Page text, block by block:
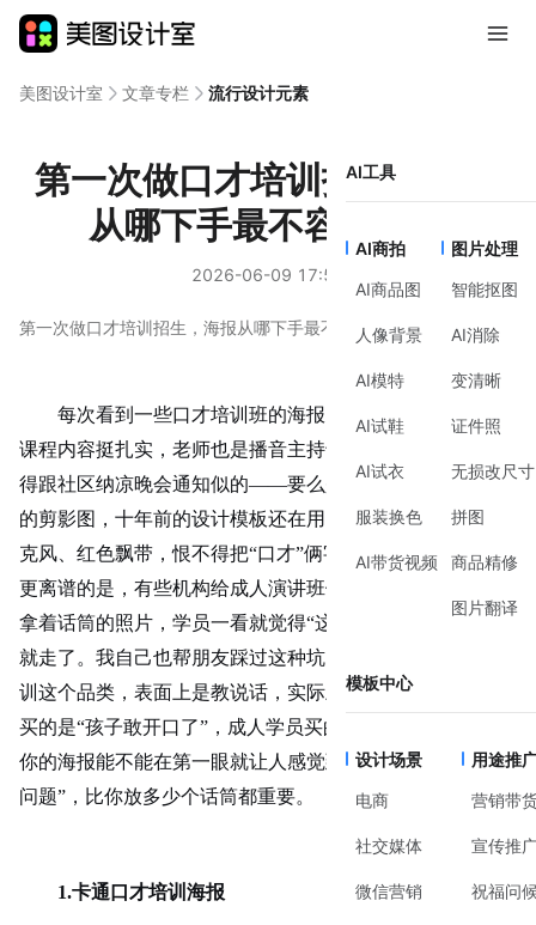
AI工具
AI商拍
AI商品图
人像背景
AI模特
AI试鞋
AI试衣
服装换色
AI带货视频
图片处理
智能抠图
AI消除
变清晰
证件照
无损改尺寸
拼图
商品精修
图片翻译
模板中心
设计场景
电商
社交媒体
微信营销
用途推
营销带
宣传推
祝福问
美图设计室 文章专栏 流行设计元素
第一次做口才培训招生，海报
从哪下手最不容易翻车
2026-06-09 17:53
第一次做口才培训招生，海报从哪下手最不容易翻车
每次看到一些口才培训班的海报，都替他们着急。明明
课程内容挺扎实，老师也是播音主持专业出身，结果海报做
得跟社区纳凉晚会通知似的——要么是站在舞台上拿着话筒
的剪影图，十年前的设计模板还在用；要么是满屏的金色麦
克风、红色飘带，恨不得把“口才”俩字写成书法体再烫金。
更离谱的是，有些机构给成人演讲班做海报，放了个小朋友
拿着话筒的照片，学员一看就觉得“这是教小孩的吧”，扭头
就走了。我自己也帮朋友踩过这种坑，后来才明白，口才培
训这个品类，表面上是教说话，实际上是卖信心。儿童家长
买的是“孩子敢开口了”，成人学员买的是“上台不丢人了”。
你的海报能不能在第一眼就让人感觉到“这个班能解决我的
问题”，比你放多少个话筒都重要。
1.卡通口才培训海报